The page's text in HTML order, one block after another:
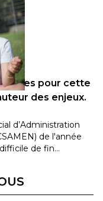
pour cette
des enjeux.
d’Administration
de l'année
de fin…